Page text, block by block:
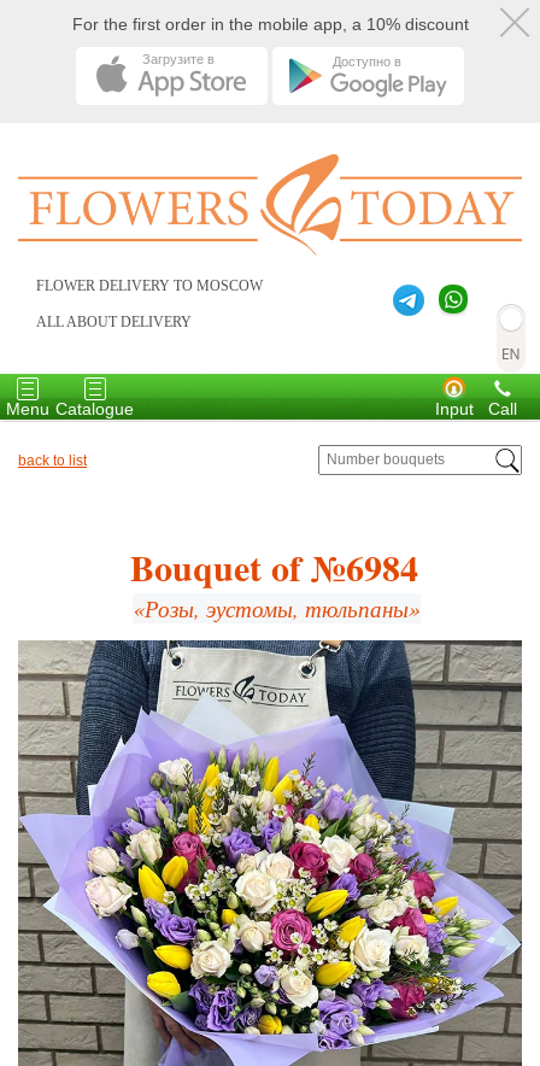
For the first order in the mobile app, a 10% discount
Загрузите в Доступно в
FLOWER DELIVERY TO MOSCOW
ALL ABOUT DELIVERY
Toggle
navigation
Menu
Toggle
navigation
Catalogue Call
Input
back to list
Bouquet of №6984
«Розы, эустомы, тюльпаны»